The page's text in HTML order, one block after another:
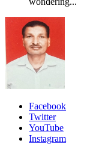
Facebook
Twitter
YouTube
Instagram